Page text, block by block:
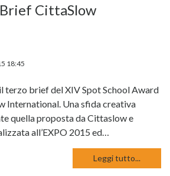
CittaSlow
18:45
terzo brief del XIV Spot School Award
International. Una sfida creativa
quella proposta da Cittaslow e
all’EXPO 2015 ed…
Leggi tutto...